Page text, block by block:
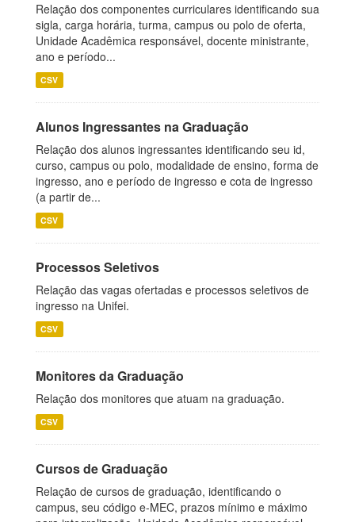
Relação dos componentes curriculares identificando sua
sigla, carga horária, turma, campus ou polo de oferta,
Unidade Acadêmica responsável, docente ministrante,
ano e período...
CSV
Alunos Ingressantes na Graduação
Relação dos alunos ingressantes identificando seu id,
curso, campus ou polo, modalidade de ensino, forma de
ingresso, ano e período de ingresso e cota de ingresso
(a partir de...
CSV
Processos Seletivos
Relação das vagas ofertadas e processos seletivos de
ingresso na Unifei.
CSV
Monitores da Graduação
Relação dos monitores que atuam na graduação.
CSV
Cursos de Graduação
Relação de cursos de graduação, identificando o
campus, seu código e-MEC, prazos mínimo e máximo